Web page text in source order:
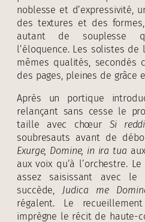
noblesse et d’expressivité,
des textures et des
autant de souplesse
l’éloquence. Les solistes
mêmes qualités,
des pages, pleines de grâce
Après un portique
relançant sans cesse le
taille avec chœur Si
soubresauts avant de
Exurge, Domine, in ira tua
aux voix qu’à l’orchestre.
assez saisissant avec
succède, Judica me
régalent. Le
imprègne le récit de haute-